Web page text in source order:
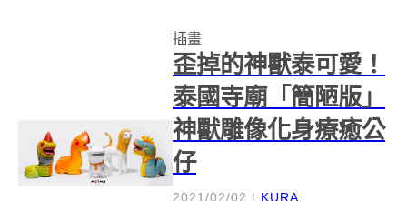
而日本音樂盒品牌「Paper
Tunes」的...
插畫
歪掉的神獸泰可愛！
泰國寺廟「簡陋版」
神獸雕像化身療癒公
仔
2021/02/02 | KURA